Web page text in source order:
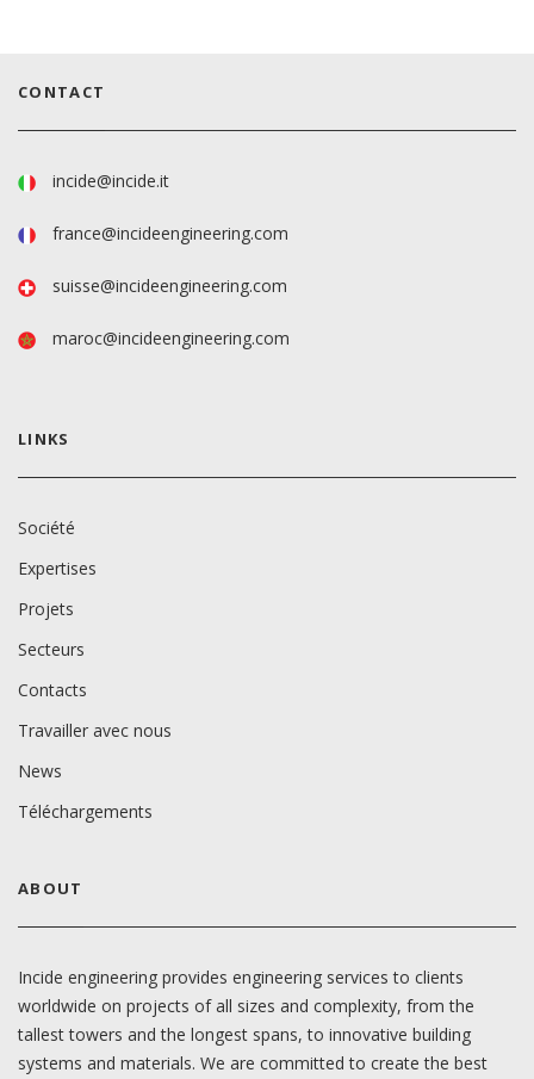
CONTACT
incide@incide.it
france@incideengineering.com
suisse@incideengineering.com
maroc@incideengineering.com
LINKS
Société
Expertises
Projets
Secteurs
Contacts
Travailler avec nous
News
Téléchargements
ABOUT
Incide engineering provides engineering services to clients
worldwide on projects of all sizes and complexity, from the
tallest towers and the longest spans, to innovative building
systems and materials. We are committed to create the best